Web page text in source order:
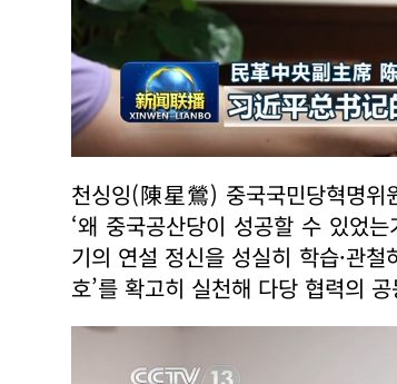
천싱잉(陳星鶯) 중국국민당혁명위
‘왜 중국공산당이 성공할 수 있었
기의 연설 정신을 성실히 학습·관
호’를 확고히 실천해 다당 협력의